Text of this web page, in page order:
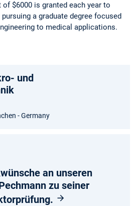
$6000 is granted each year to
a graduate degree focused
to medical applications.
und
- Germany
an unseren
zu seiner